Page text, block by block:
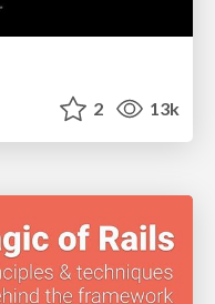
2 13k